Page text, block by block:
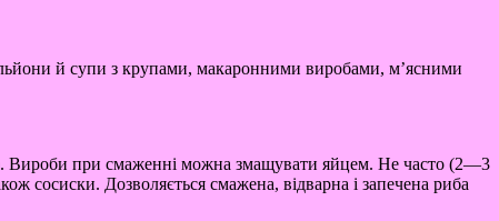
й супи з крупами, макаронними виробами, м’ясними
Вироби при смаженні можна змащувати яйцем. Не часто (2—3
сосиски. Дозволяється смажена, відварна і запечена риба